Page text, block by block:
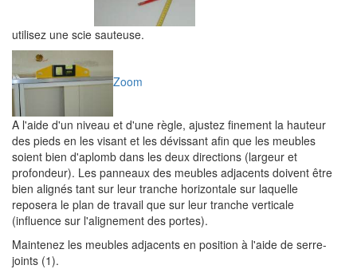
utilisez une scie sauteuse.
Zoom
A l'aide d'un niveau et d'une règle, ajustez finement la hauteur
des pieds en les visant et les dévissant afin que les meubles
soient bien d'aplomb dans les deux directions (largeur et
profondeur). Les panneaux des meubles adjacents doivent être
bien alignés tant sur leur tranche horizontale sur laquelle
reposera le plan de travail que sur leur tranche verticale
(influence sur l'alignement des portes).
Maintenez les meubles adjacents en position à l'aide de serre-
joints (1).